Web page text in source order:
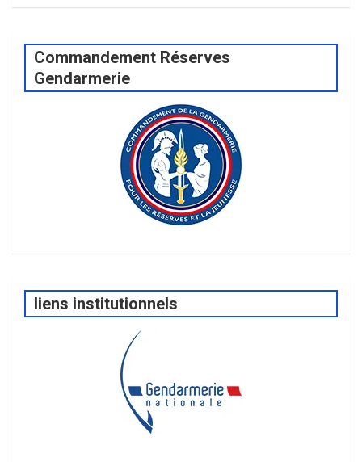
Commandement Réserves
Gendarmerie
liens institutionnels